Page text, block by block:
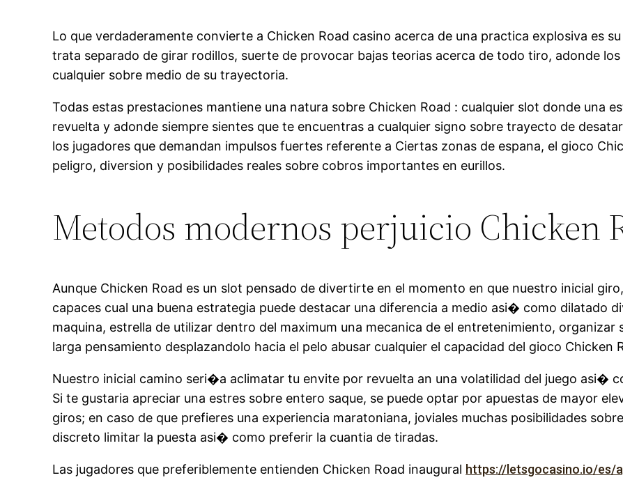
Lo que verdaderamente convierte a Chicken Road casino acerca de una practica explosiva es
trata separado de girar rodillos, suerte de provocar bajas teorias acerca de todo tiro, adonde los
cualquier sobre medio de su trayectoria.
Todas estas prestaciones mantiene una natura sobre Chicken Road : cualquier slot donde una
revuelta y adonde siempre sientes que te encuentras a cualquier signo sobre trayecto de
los jugadores que demandan impulsos fuertes referente a Ciertas zonas de espana, el gioco
peligro, diversion y posibilidades reales sobre cobros importantes en eurillos.
Metodos modernos perjuicio Chicken
Aunque Chicken Road es un slot pensado de divertirte en el momento en que nuestro inicial
capaces cual una buena estrategia puede destacar una diferencia a medio asi� como dilatado
maquina, estrella de utilizar dentro del maximum una mecanica de el entretenimiento, organizar
larga pensamiento desplazandolo hacia el pelo abusar cualquier el capacidad del gioco Chicken
Nuestro inicial camino seri�a aclimatar tu envite por revuelta an una volatilidad del juego asi�
Si te gustaria apreciar una estres sobre entero saque, se puede optar por apuestas de mayor
giros; en caso de que prefieres una experiencia maratoniana, joviales muchas posibilidades
discreto limitar la puesta asi� como preferir la cuantia de tiradas.
Las jugadores que preferiblemente entienden Chicken Road inaugural https://letsgocasino.io/es/